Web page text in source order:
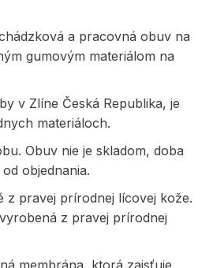
a pracovná obuv na
gumovým materiálom na
v Zlíne Česká Republika, je
materiáloch.
Obuv nie je skladom, doba
objednania.
z pravej prírodnej lícovej kože.
z pravej prírodnej